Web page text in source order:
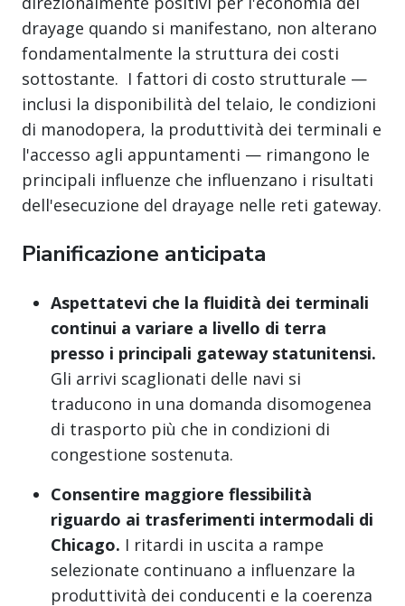
drayage quando si manifestano, non alterano
fondamentalmente la struttura dei costi
sottostante. I fattori di costo strutturale —
inclusi la disponibilità del telaio, le condizioni
di manodopera, la produttività dei terminali e
l'accesso agli appuntamenti — rimangono le
principali influenze che influenzano i risultati
dell'esecuzione del drayage nelle reti gateway.
Pianificazione anticipata
Aspettatevi che la fluidità dei terminali
continui a variare a livello di terra
presso i principali gateway statunitensi.
Gli arrivi scaglionati delle navi si
traducono in una domanda disomogenea
di trasporto più che in condizioni di
congestione sostenuta.
Consentire maggiore flessibilità
riguardo ai trasferimenti intermodali di
Chicago. I ritardi in uscita a rampe
selezionate continuano a influenzare la
produttività dei conducenti e la coerenza